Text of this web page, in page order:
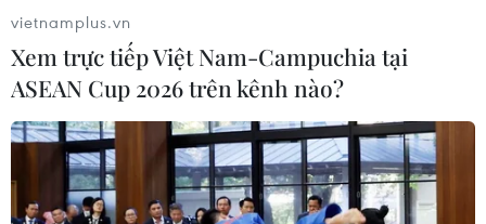
vietnamplus.vn
Xem trực tiếp Việt Nam-Campuchia tại
ASEAN Cup 2026 trên kênh nào?